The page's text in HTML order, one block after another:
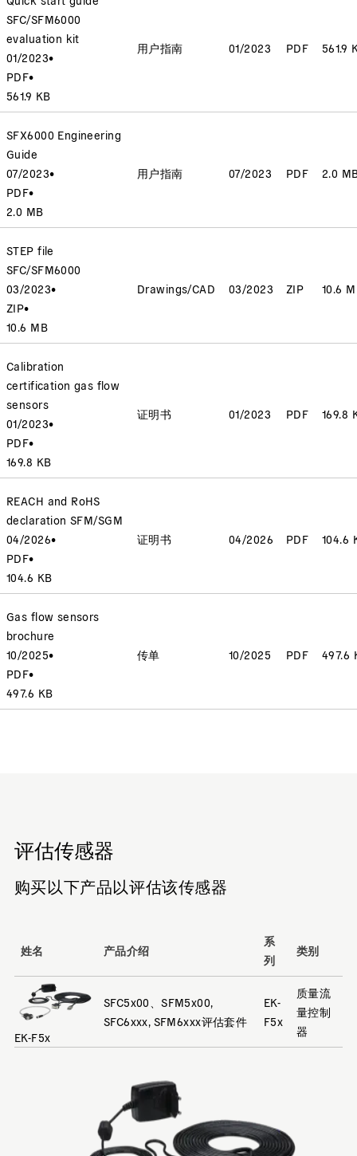
SFC/SFM6000
evaluation kit
01/2023•
PDF•
561.9 KB
用户指南 01/2023 PDF 561.9
SFX6000 Engineering
Guide
07/2023•
PDF•
2.0 MB
用户指南 07/2023 PDF 2.0
STEP file
SFC/SFM6000
03/2023•
ZIP•
10.6 MB
Drawings/CAD 03/2023 ZIP 10.6
Calibration
certification gas flow
sensors
01/2023•
PDF•
169.8 KB
证明书 01/2023 PDF 169.8
REACH and RoHS
declaration SFM/SGM
04/2026•
PDF•
104.6 KB
证明书 04/2026 PDF 104.6
Gas flow sensors
brochure
10/2025•
PDF•
497.6 KB
传单 10/2025 PDF 497.6
评估传感器
购买以下产品以评估该传感器
姓名 产品介绍
系
列
类别
EK-F5x
SFC5x00、SFM5x00,
SFC6xxx, SFM6xxx评估套件
EK-
F5x
质量流
量控制
器